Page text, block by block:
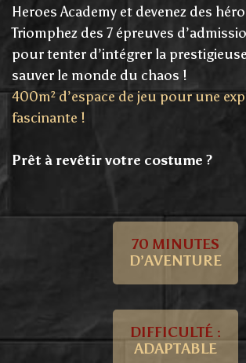
Heroes Academy et devenez des
Triomphez des 7 épreuves
pour tenter d’intégrer la
sauver le monde du chaos !
400m² d’espace de jeu pour une
fascinante !
Prêt à revêtir votre costume ?
70 MINUTES
D’AVENTURE
DIFFICULTÉ :
ADAPTABLE